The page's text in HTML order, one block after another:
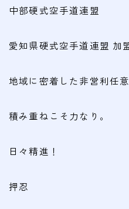
中部硬式空手道連盟
愛知県硬式空手道連盟 加
地域に密着した非営利任
積み重ねこそ力なり。
日々精進！
押忍